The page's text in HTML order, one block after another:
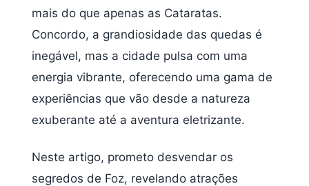
mais do que apenas as Cataratas.
Concordo, a grandiosidade das quedas é
inegável, mas a cidade pulsa com uma
energia vibrante, oferecendo uma gama de
experiências que vão desde a natureza
exuberante até a aventura eletrizante.
Neste artigo, prometo desvendar os
segredos de Foz, revelando atrações